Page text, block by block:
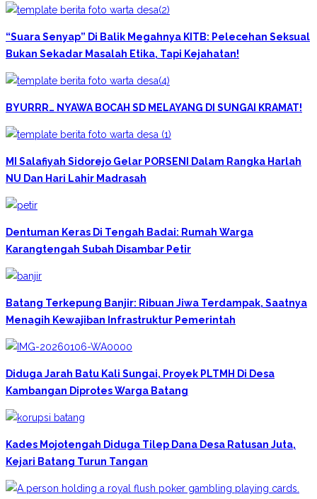
“Suara Senyap” Di Balik Megahnya KITB: Pelecehan Seksual
Bukan Sekadar Masalah Etika, Tapi Kejahatan!
BYURRR… NYAWA BOCAH SD MELAYANG DI SUNGAI KRAMAT!
MI Salafiyah Sidorejo Gelar PORSENI Dalam Rangka Harlah
NU Dan Hari Lahir Madrasah
Dentuman Keras Di Tengah Badai: Rumah Warga
Karangtengah Subah Disambar Petir
Batang Terkepung Banjir: Ribuan Jiwa Terdampak, Saatnya
Menagih Kewajiban Infrastruktur Pemerintah
Diduga Jarah Batu Kali Sungai, Proyek PLTMH Di Desa
Kambangan Diprotes Warga Batang
Kades Mojotengah Diduga Tilep Dana Desa Ratusan Juta,
Kejari Batang Turun Tangan